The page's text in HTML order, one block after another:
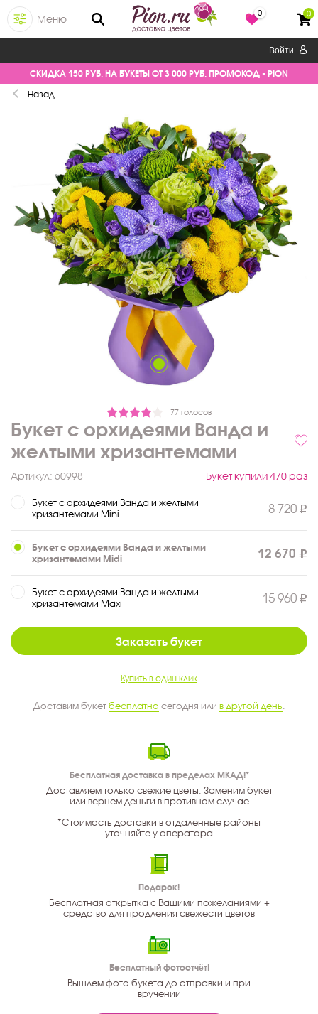
Меню
0 0
Войти
СКИДКА 150 РУБ. НА БУКЕТЫ ОТ 3 000 РУБ. ПРОМОКОД - PION
Назад
77 голосов
Букет с орхидеями Ванда и
желтыми хризантемами
Артикул: 60998 Букет купили 470 раз
Букет с орхидеями Ванда и желтыми
хризантемами Mini
8 720
Букет с орхидеями Ванда и желтыми
хризантемами Midi
12 670
Букет с орхидеями Ванда и желтыми
хризантемами Maxi
15 960
Заказать букет
Купить в один клик
Доставим букетбесплатно сегодня или в другой день
Бесплатная доставка в пределах МКАД!*
Доставляем только свежие цветы. Заменим букет
или вернем деньги в противном случае
*Стоимость доставки в отдаленные районы
уточняйте у оператора
Подарок!
Бесплатная открытка с Вашими пожеланиями +
средство для продления свежести цветов
Бесплатный фотоотчёт!
Вышлем фото букета до отправки и при
вручении